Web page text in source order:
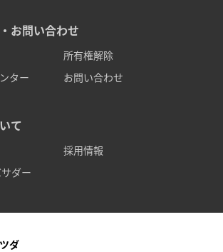
お問い合わせ
所有権解除
ター
お問い合わせ
て
採用情報
ダー
ダ